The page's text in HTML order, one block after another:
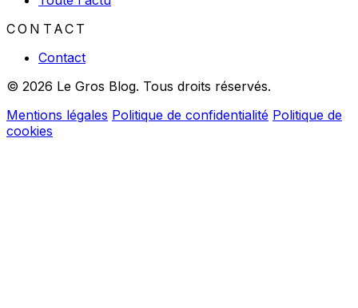
CONTACT
Contact
© 2026 Le Gros Blog. Tous droits réservés.
Mentions légales Politique de confidentialité Politique de
cookies